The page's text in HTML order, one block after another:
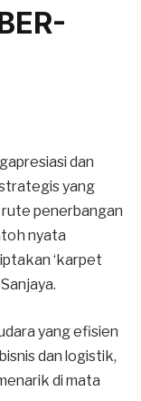
dan
yang
rute penerbangan
nyata
‘karpet
yang efisien
dan logistik,
di mata